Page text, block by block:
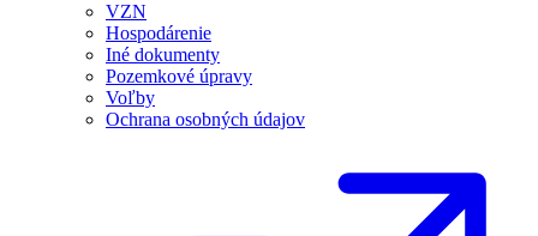
VZN
Hospodárenie
Iné dokumenty
Pozemkové úpravy
Voľby
Ochrana osobných údajov